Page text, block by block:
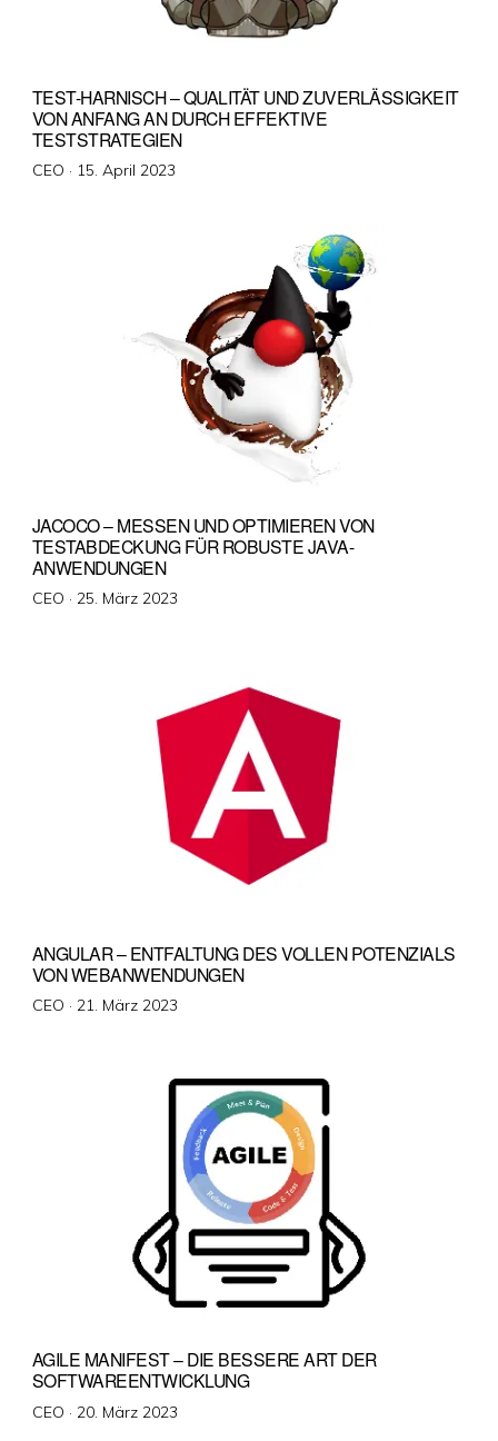
TEST-HARNISCH – QUALITÄT UND ZUVERLÄSSIGKEIT
VON ANFANG AN DURCH EFFEKTIVE
TESTSTRATEGIEN
CEO · Veröffentlicht
15. April 2023
JACOCO – MESSEN UND OPTIMIEREN VON
TESTABDECKUNG FÜR ROBUSTE JAVA-
ANWENDUNGEN
CEO · Veröffentlicht
25. März 2023
ANGULAR – ENTFALTUNG DES VOLLEN POTENZIALS
VON WEBANWENDUNGEN
CEO · Veröffentlicht
21. März 2023
AGILE MANIFEST – DIE BESSERE ART DER
SOFTWAREENTWICKLUNG
CEO · Veröffentlicht
20. März 2023